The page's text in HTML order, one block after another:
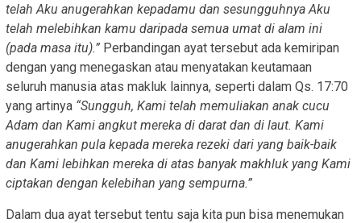
telah Aku anugerahkan kepadamu dan sesungguhnya Aku
telah melebihkan kamu daripada semua umat di alam ini
(pada masa itu).” Perbandingan ayat tersebut ada kemiripan
dengan yang menegaskan atau menyatakan keutamaan
seluruh manusia atas makluk lainnya, seperti dalam Qs. 17:70
yang artinya “Sungguh, Kami telah memuliakan anak cucu
Adam dan Kami angkut mereka di darat dan di laut. Kami
anugerahkan pula kepada mereka rezeki dari yang baik-baik
dan Kami lebihkan mereka di atas banyak makhluk yang Kami
ciptakan dengan kelebihan yang sempurna.”
Dalam dua ayat tersebut tentu saja kita pun bisa menemukan